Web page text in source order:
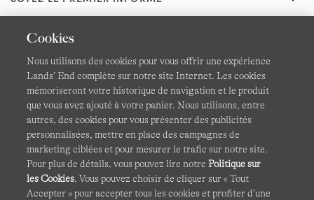
CGV Confidentialité et sécurité
Cookies -Gérer mes paramètres Carte du site
Lands' End à l'international
Cookies
Nous utilisons des cookies pour vous offrir une expérience
Lands’ End complète sur notre site Internet. Les cookies
mémoriseront votre historique de navigation et le produit
que vous avez ajouté à votre panier. Nous utilisons, entre
autres, des cookies pour vous présenter des publicités
personnalisées, mettre en place des campagnes de
marketing ciblées et pour mesurer le trafic sur notre site.
Pour plus de détails, vous pouvez lire notrePolitique sur
les Cookies. Vous pouvez choisir de cliquer sur « Tout
Accepter » pour accepter tous les cookies et profiter d’une